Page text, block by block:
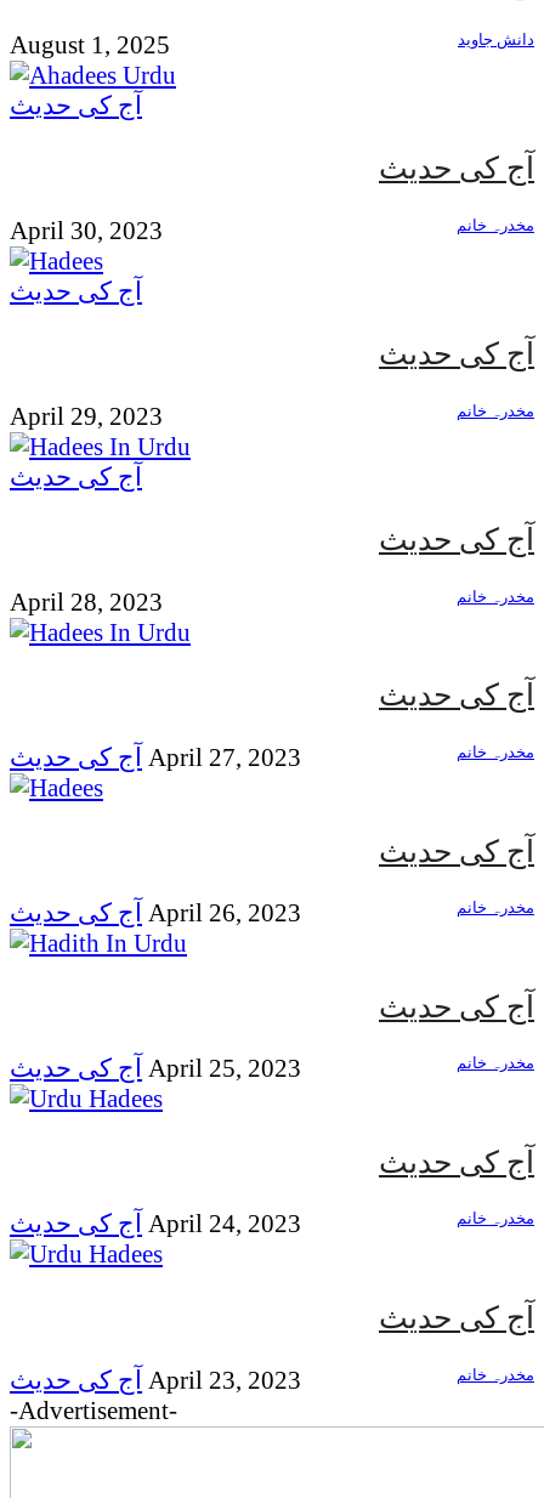
دانش جاوید August 1, 2025
آج کی حدیث
آج کی حدیث
مخدرہ خانم April 30, 2023
آج کی حدیث
آج کی حدیث
مخدرہ خانم April 29, 2023
آج کی حدیث
آج کی حدیث
مخدرہ خانم April 28, 2023
آج کی حدیث
آج کی حدیث مخدرہ خانم April 27, 2023
آج کی حدیث
آج کی حدیث مخدرہ خانم April 26, 2023
آج کی حدیث
آج کی حدیث مخدرہ خانم April 25, 2023
آج کی حدیث
آج کی حدیث مخدرہ خانم April 24, 2023
آج کی حدیث
آج کی حدیث مخدرہ خانم
April 23, 2023
-Advertisement-